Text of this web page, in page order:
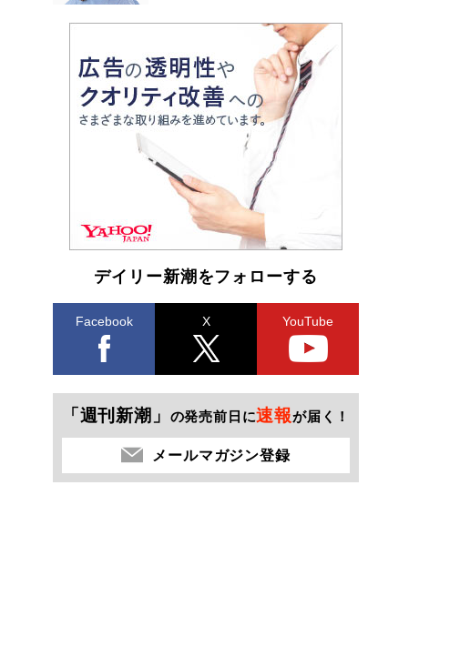
デイリー新潮をフォローする
Facebook X YouTube
「週刊新潮」 の発売前日に速報が届く！
メールマガジン登録